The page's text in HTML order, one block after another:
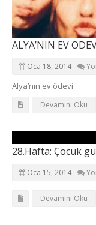
ALYA’NIN EV
Oca 18, 2014
Alya’nın ev ödevi
Devamını Oku
28.Hafta: Çocuk
Oca 15, 2014
Devamını Oku